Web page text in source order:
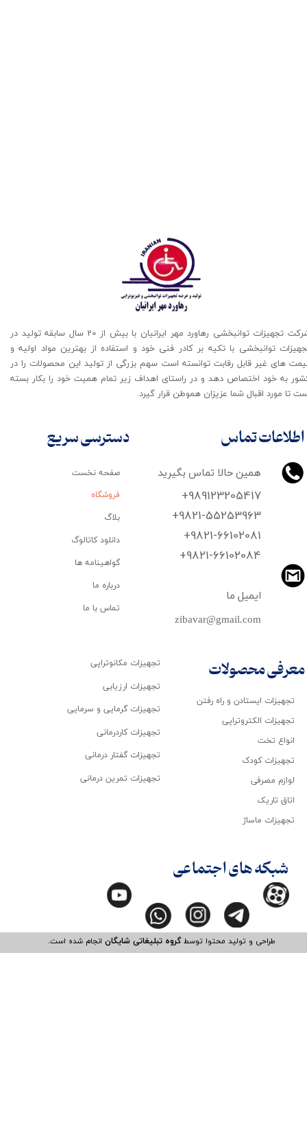
اطلاعات تماس
همین حالا تماس بگیرید
+989123205417
+9821-55253963
+9821-66102081
​​​​​​​+9821-66102084
zibavar@gmail.com
ایمیل ما
شرکت تجهیزات توانبخشی رهاورد مهر ایرانیان با بیش از 20 سال سابقه تولید در
توانبخشی با تکیه بر کادر فنی خود و استفاده از بهترین مواد اولیه و
های غیر قابل رقابت توانسته است سهم بزرگی از تولید این محصولات را در
به خود اختصاص دهد و در راستای اهداف زیر تمام همیت خود را بکار بسته
تا مورد اقبال شما عزیزان هموطن قرار گیرد​​​​​​​.
طراحی و تولید محتوا توسطگروه تبلیغاتی شایگانانجام شده است.​​​​​​​
تجهیزات ایستادن و راه رفتن
تجهیزات الکتروتراپی
انواع تخت
تجهیزات کودک
لوازم مصرفی
اتاق تاریک
تجهیزات ماساژ
صفحه نخست
فروشگاه
بلاگ
دانلود کاتالوگ
گواهینامه ها
درباره ما
تماس با ما
تجهیزات مکانوتراپی
تجهیزات ارزیابی
تجهیزات گرمایی و سرمایی
تجهیزات کاردرمانی
تجهیزات گفتار درمانی
تجهیزات تمرین درمانی
دسترسی سریع
معرفی محصولات
شبکه های اجتماعی